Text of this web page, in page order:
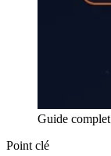
Guide
Point clé